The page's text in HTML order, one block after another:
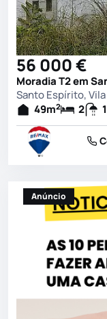
56 000 €
Moradia T2 em
Santo Espírito,
49m2 2 1
Anúncio